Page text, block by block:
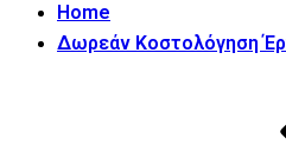
Home
Δωρεάν Κοστολόγηση